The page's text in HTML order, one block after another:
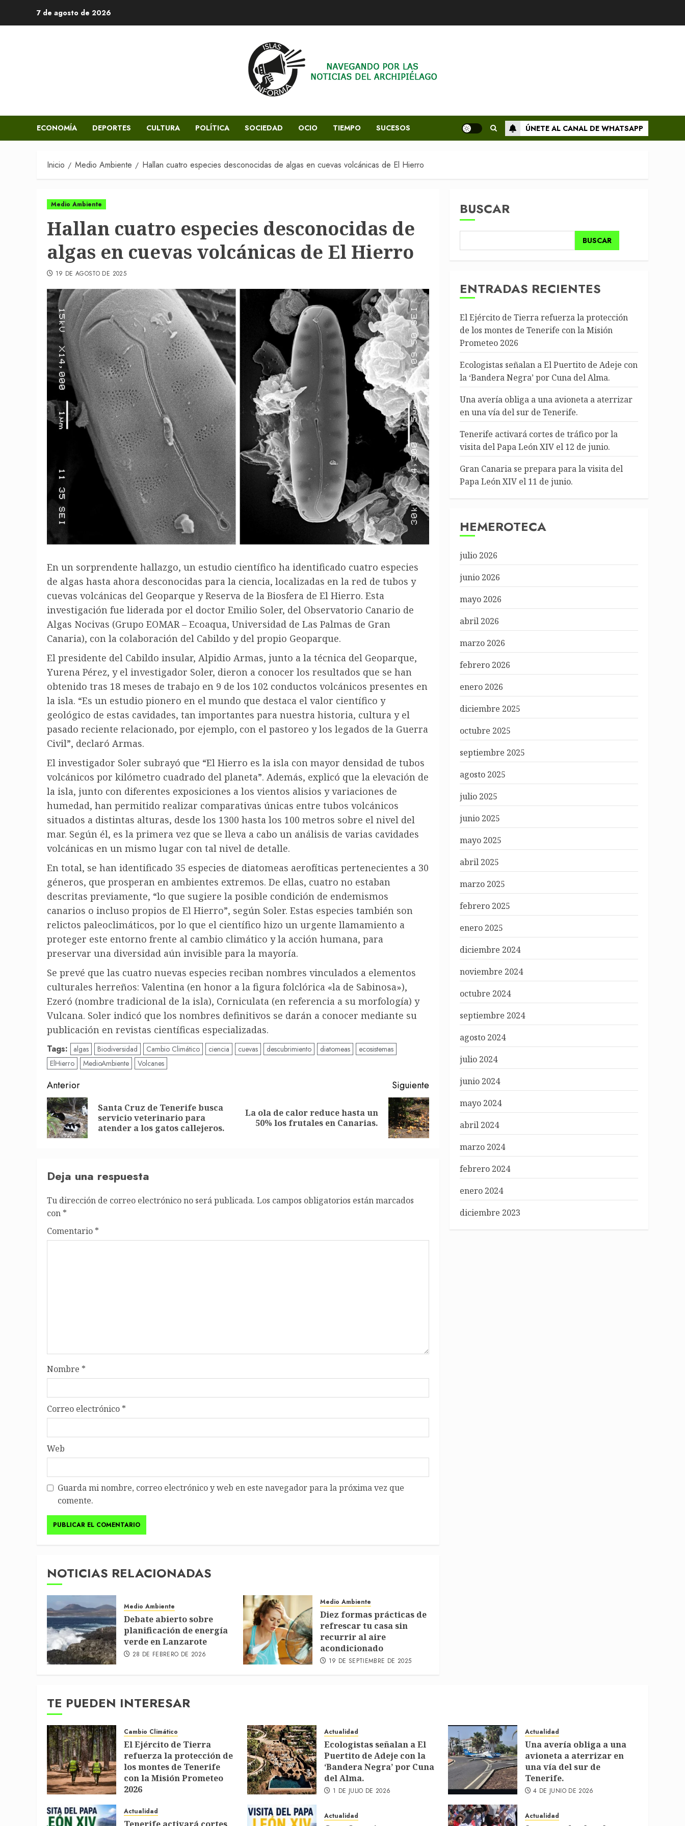
7 de agosto de 2026
ECONOMÍA DEPORTES CULTURA POLÍTICA SOCIEDAD OCIO TIEMPO SUCESOS ÚNETE AL CANAL DE WHATSAPP
Inicio Medio Ambiente Hallan cuatro especies desconocidas de algas en cuevas volcánicas de El Hierro
Medio Ambiente
Hallan cuatro especies desconocidas de
algas en cuevas volcánicas de El Hierro
19 DE AGOSTO DE 2025
En un sorprendente hallazgo, un estudio científico ha identificado cuatro especies
de algas hasta ahora desconocidas para la ciencia, localizadas en la red de tubos y
cuevas volcánicas del Geoparque y Reserva de la Biosfera de El Hierro. Esta
investigación fue liderada por el doctor Emilio Soler, del Observatorio Canario de
Algas Nocivas (Grupo EOMAR – Ecoaqua, Universidad de Las Palmas de Gran
Canaria), con la colaboración del Cabildo y del propio Geoparque.
El presidente del Cabildo insular, Alpidio Armas, junto a la técnica del Geoparque,
Yurena Pérez, y el investigador Soler, dieron a conocer los resultados que se han
obtenido tras 18 meses de trabajo en 9 de los 102 conductos volcánicos presentes en
la isla. “Es un estudio pionero en el mundo que destaca el valor científico y
geológico de estas cavidades, tan importantes para nuestra historia, cultura y el
pasado reciente relacionado, por ejemplo, con el pastoreo y los legados de la Guerra
Civil”, declaró Armas.
El investigador Soler subrayó que “El Hierro es la isla con mayor densidad de tubos
volcánicos por kilómetro cuadrado del planeta”. Además, explicó que la elevación de
la isla, junto con diferentes exposiciones a los vientos alisios y variaciones de
humedad, han permitido realizar comparativas únicas entre tubos volcánicos
situados a distintas alturas, desde los 1300 hasta los 100 metros sobre el nivel del
mar. Según él, es la primera vez que se lleva a cabo un análisis de varias cavidades
volcánicas en un mismo lugar con tal nivel de detalle.
En total, se han identificado 35 especies de diatomeas aerofíticas pertenecientes a 30
géneros, que prosperan en ambientes extremos. De ellas, cuatro no estaban
descritas previamente, “lo que sugiere la posible condición de endemismos
canarios o incluso propios de El Hierro”, según Soler. Estas especies también son
relictos paleoclimáticos, por lo que el científico hizo un urgente llamamiento a
proteger este entorno frente al cambio climático y la acción humana, para
preservar una diversidad aún invisible para la mayoría.
Se prevé que las cuatro nuevas especies reciban nombres vinculados a elementos
culturales herreños: Valentina (en honor a la figura folclórica «la de Sabinosa»),
Ezeró (nombre tradicional de la isla), Corniculata (en referencia a su morfología) y
Vulcana. Soler indicó que los nombres definitivos se darán a conocer mediante su
publicación en revistas científicas especializadas.
Tags: algas Biodiversidad Cambio Climático ciencia cuevas descubrimiento diatomeas
ecosistemas
ElHierro
MedioAmbiente Volcanes
Post
navigation
Anterior
Entrada
anterior:
Santa Cruz de Tenerife busca
servicio veterinario para
atender a los gatos callejeros.
Siguiente
Siguiente
entrada:
La ola de calor reduce hasta un
50% los frutales en Canarias.
Deja una respuesta
Tu dirección de correo electrónico no será publicada. Los campos obligatorios están marcados
con *
Comentario *
Nombre *
Correo electrónico *
Web
Guarda mi nombre, correo electrónico y web en este navegador para la próxima vez que
comente.
NOTICIAS RELACIONADAS
Medio Ambiente
Debate abierto sobre
planificación de energía
verde en Lanzarote
28 DE FEBRERO DE 2026
Medio Ambiente
Diez formas prácticas de
refrescar tu casa sin
recurrir al aire
acondicionado
19 DE SEPTIEMBRE DE 2025
BUSCAR
BUSCAR
ENTRADAS RECIENTES
El Ejército de Tierra refuerza la protección
de los montes de Tenerife con la Misión
Prometeo 2026
Ecologistas señalan a El Puertito de Adeje con
la ‘Bandera Negra’ por Cuna del Alma.
Una avería obliga a una avioneta a aterrizar
en una vía del sur de Tenerife.
Tenerife activará cortes de tráfico por la
visita del Papa León XIV el 12 de junio.
Gran Canaria se prepara para la visita del
Papa León XIV el 11 de junio.
HEMEROTECA
julio 2026
junio 2026
mayo 2026
abril 2026
marzo 2026
febrero 2026
enero 2026
diciembre 2025
octubre 2025
septiembre 2025
agosto 2025
julio 2025
junio 2025
mayo 2025
abril 2025
marzo 2025
febrero 2025
enero 2025
diciembre 2024
noviembre 2024
octubre 2024
septiembre 2024
agosto 2024
julio 2024
junio 2024
mayo 2024
abril 2024
marzo 2024
febrero 2024
enero 2024
diciembre 2023
TE PUEDEN INTERESAR
Cambio Climático
El Ejército de Tierra
refuerza la protección de
los montes de Tenerife
con la Misión Prometeo
2026
Actualidad
Ecologistas señalan a El
Puertito de Adeje con la
‘Bandera Negra’ por Cuna
del Alma.
1 DE JULIO DE 2026
Actualidad
Una avería obliga a una
avioneta a aterrizar en
una vía del sur de
Tenerife.
4 DE JUNIO DE 2026
Actualidad
Actualidad Actualidad